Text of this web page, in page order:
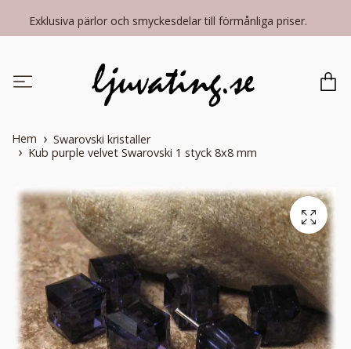
Exklusiva pärlor och smyckesdelar till förmånliga priser.
Hem
Swarovski kristaller
Kub purple velvet Swarovski 1 styck 8x8 mm